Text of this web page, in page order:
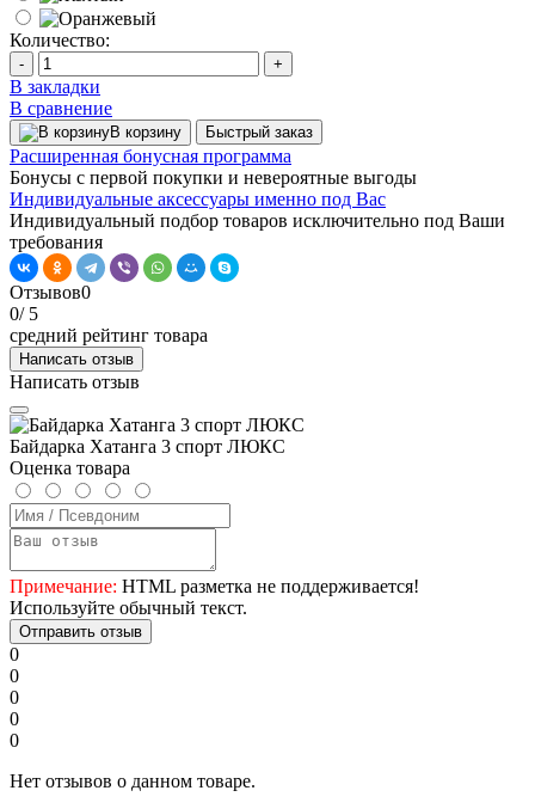
Количество:
- +
В закладки
В сравнение
В корзину Быстрый заказ
Расширенная бонусная программа
Бонусы с первой покупки и невероятные выгоды
Индивидуальные аксессуары именно под Вас
Индивидуальный подбор товаров исключительно под Ваши
требования
Отзывов0
0/ 5
средний рейтинг товара
Написать отзыв
Написать отзыв
Байдарка Хатанга 3 спорт ЛЮКС
Оценка товара
Примечание: HTML разметка не поддерживается!
Используйте обычный текст.
Отправить отзыв
0
0
0
0
0
Нет отзывов о данном товаре.